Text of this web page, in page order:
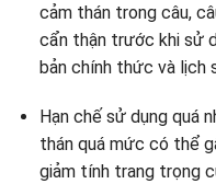
cảm thán trong câu,
cẩn thận trước khi sử
bản chính thức và lịch
Hạn chế sử dụng quá
thán quá mức có thể
giảm tính trang trọng